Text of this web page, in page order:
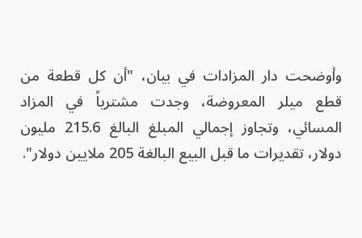
وأوضحت دار المزادات في بيان، "أن كل قطعة من
قطع ميلر المعروضة، وجدت مشترياً في المزاد
المسائي، وتجاوز إجمالي المبلغ البالغ 215.6 مليون
دولار، تقديرات ما قبل البيع البالغة 205 ملايين دولار".